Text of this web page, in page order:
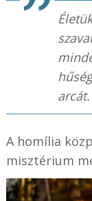
arcát.
A homília
misztérium